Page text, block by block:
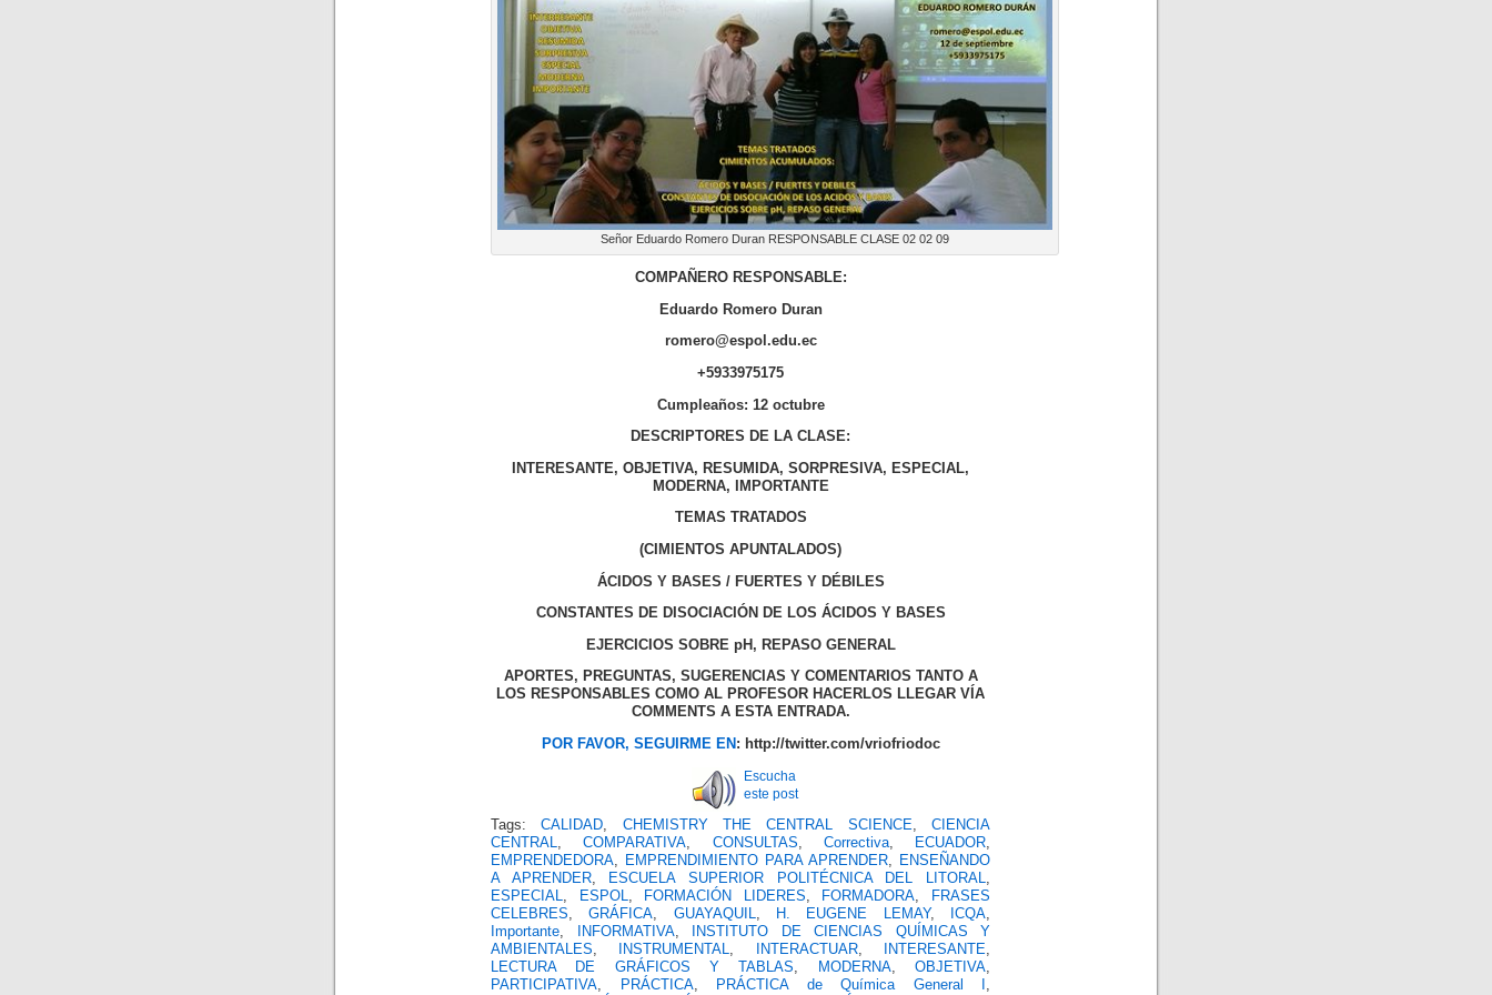
Señor Eduardo Romero Duran RESPONSABLE CLASE 02 02 09
COMPAÑERO RESPONSABLE:
Eduardo Romero Duran
romero@espol.edu.ec
+5933975175
Cumpleaños: 12 octubre
DESCRIPTORES DE LA CLASE:
INTERESANTE, OBJETIVA, RESUMIDA, SORPRESIVA, ESPECIAL,
MODERNA, IMPORTANTE
TEMAS TRATADOS
(CIMIENTOS APUNTALADOS)
ÁCIDOS Y BASES / FUERTES Y DÉBILES
CONSTANTES DE DISOCIACIÓN DE LOS ÁCIDOS Y BASES
EJERCICIOS SOBRE pH, REPASO GENERAL
APORTES, PREGUNTAS, SUGERENCIAS Y COMENTARIOS TANTO A
LOS RESPONSABLES COMO AL PROFESOR HACERLOS LLEGAR VÍA
COMMENTS A ESTA ENTRADA.
POR FAVOR, SEGUIRME EN : http://twitter.com/vriofriodoc
Escucha
este post
Tags:CALIDAD, CHEMISTRY THE CENTRAL SCIENCE,CIENCIA
CENTRAL,COMPARATIVA, CONSULTAS, Correctiva, ECUADOR,
EMPRENDEDORA, EMPRENDIMIENTO PARA APRENDER,
ENSEÑANDO
A APRENDER, ESCUELA SUPERIOR POLITÉCNICA DEL LITORAL,
ESPECIAL, ESPOL, FORMACIÓN LIDERES, FORMADORA,
FRASES
CELEBRES,GRÁFICA, GUAYAQUIL, H. EUGENE LEMAY, ICQA,
Importante, INFORMATIVA,
INSTITUTO DE CIENCIAS QUÍMICAS Y
AMBIENTALES, INSTRUMENTAL, INTERACTUAR, INTERESANTE,
LECTURA DE GRÁFICOS Y TABLAS, MODERNA,OBJETIVA,
PARTICIPATIVA, PRÁCTICA, PRÁCTICA de Química General I ,